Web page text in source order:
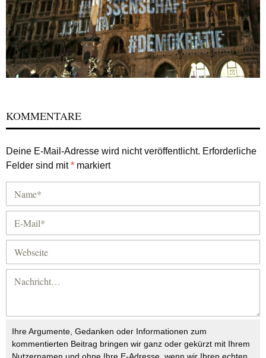
KOMMENTARE
Deine E-Mail-Adresse wird nicht veröffentlicht. Erforderliche
Felder sind mit* markiert
Ihre Argumente, Gedanken oder Informationen zum
kommentierten Beitrag bringen wir ganz oder gekürzt mit Ihrem